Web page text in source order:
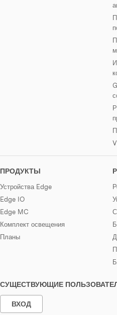
ПРОДУКТЫ
Устройства Edge
Edge IO
Edge MC
Комплект освещения
Планы
СУЩЕСТВУЮЩИЕ
ВХОД